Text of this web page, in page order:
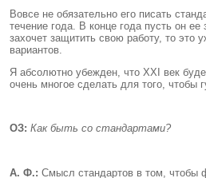
Вовсе не обязательно его писать
течение года. В конце года пусть он
захочет защитить свою работу, то это
вариантов.
Я абсолютно убежден, что XXI век
очень многое сделать для того,
ОЗ: Как быть со стандартами?
А. Ф.: Смысл стандартов в том, чтобы